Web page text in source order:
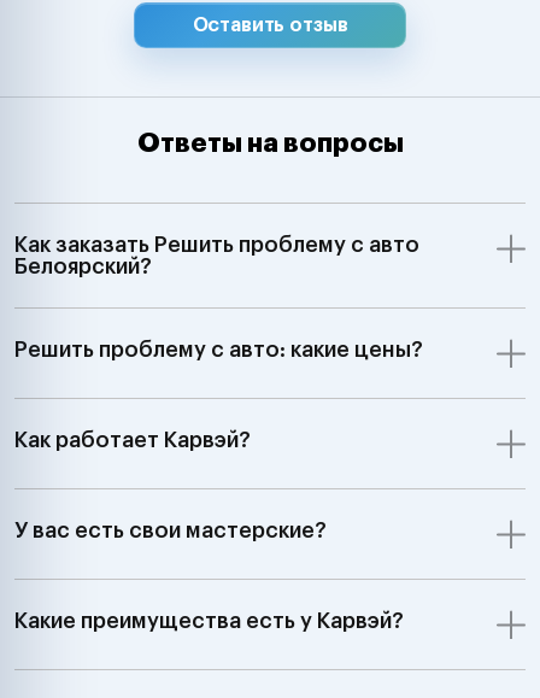
Оставить отзыв
Ответы на вопросы
Как заказать Решить проблему с авто
Белоярский?
Решить проблему с авто: какие цены?
Как работает Карвэй?
У вас есть свои мастерские?
Какие преимущества есть у Карвэй?